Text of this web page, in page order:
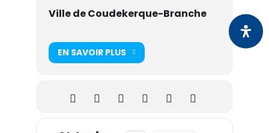
Ville de Coudekerque-Branche
EN SAVOIR PLUS